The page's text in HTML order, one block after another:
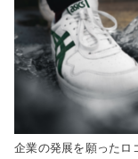
企業の発展を願ったロ